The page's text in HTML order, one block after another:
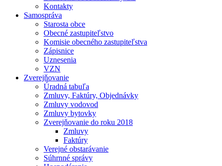
Kontakty
Samospráva
Starosta obce
Obecné zastupiteľstvo
Komisie obecného zastupiteľstva
Zápisnice
Uznesenia
VZN
Zverejňovanie
Úradná tabuľa
Zmluvy, Faktúry, Objednávky
Zmluvy vodovod
Zmluvy bytovky
Zverejňovanie do roku 2018
Zmluvy
Faktúry
Verejné obstarávanie
Súhrnné správy